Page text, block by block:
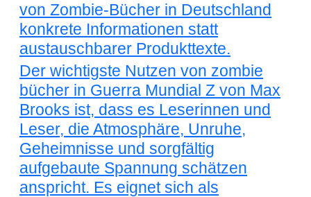
von Zombie-Bücher in Deutschland
konkrete Informationen statt
austauschbarer Produkttexte.
Der wichtigste Nutzen von zombie
bücher in Guerra Mundial Z von Max
Brooks ist, dass es Leserinnen und
Leser, die Atmosphäre, Unruhe,
Geheimnisse und sorgfältig
aufgebaute Spannung schätzen
anspricht. Es eignet sich als